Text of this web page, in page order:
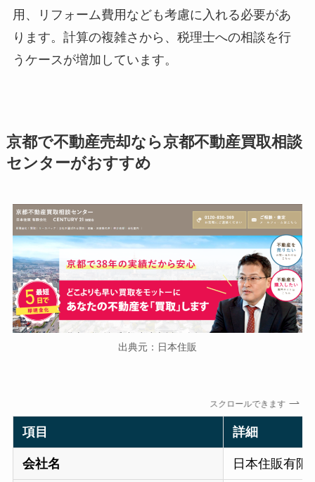
用、リフォーム費用なども考慮に入れる必要があ
ります。計算の複雑さから、税理士への相談を行
うケースが増加しています。
京都で不動産売却なら京都不動産買取相談
センターがおすすめ
出典元：日本住販
スクロールできます
項目 詳細
会社名 日本住販有限